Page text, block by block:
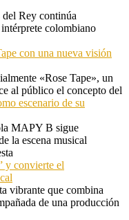
Rey continúa
colombiano
con una nueva visión
«Rose Tape», un
al público el concepto del
escenario de su
MAPY B sigue
la escena musical
y convierte el
vibrante que combina
de una producción